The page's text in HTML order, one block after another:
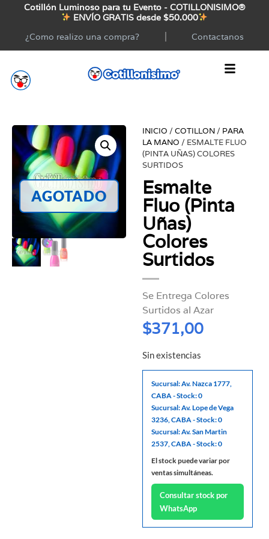
Cotillón Luminoso para tu Evento - COTILLONISIMO®
ENVÍO GRATIS desde $50.000
¿Como realizo una compra?
Contactanos
AGOTADO
INICIO /COTILLON / PARA
LA MANO / ESMALTE FLUO
(PINTA UÑAS) COLORES
SURTIDOS
Esmalte
Fluo (Pinta
Uñas)
Colores
Surtidos
Se Entrega Colores
Surtidos al Azar
$371,00
Sin existencias
Sucursal: Av. Nazca 1777,
CABA - Stock: 0
Sucursal: Av. Lope de Vega
3236, CABA - Stock: 0
Sucursal: Av. San Martin
2537, CABA - Stock: 0
El stock puede variar por
ventas simultáneas.
Consultar stock por
WhatsApp